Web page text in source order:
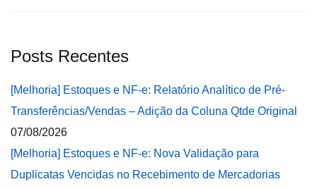
Posts Recentes
[Melhoria] Estoques e NF-e: Relatório Analítico de Pré-
Transferências/Vendas – Adição da Coluna Qtde Original
07/08/2026
[Melhoria] Estoques e NF-e: Nova Validação para
Duplicatas Vencidas no Recebimento de Mercadorias